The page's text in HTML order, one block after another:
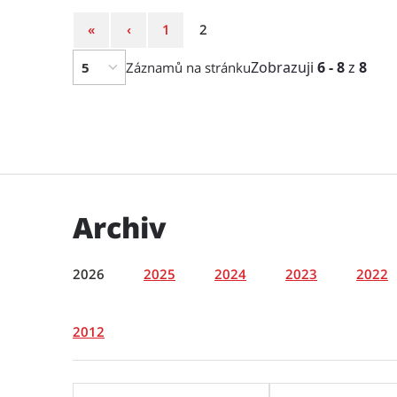
«První ‹PředchozíStrana
1 Strana
2
Záznamů na stránkuZobrazuji 6 - 8z 8
Archiv
2026 2025 2024 2023 2022
2012